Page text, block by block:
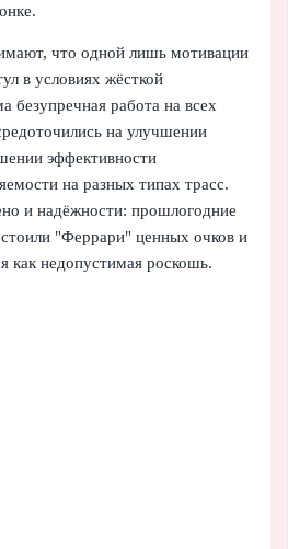
что одной лишь мотивации
в условиях жёсткой
безупречная работа на всех
на улучшении
эффективности
на разных типах трасс.
и надёжности: прошлогодние
"Феррари" ценных очков и
как недопустимая роскошь.